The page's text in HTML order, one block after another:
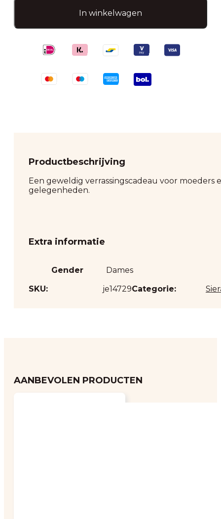
In winkelwagen
Productbeschrijving
Een geweldig verrassingscadeau voor moeders
gelegenheden.
Extra informatie
Gender
Dames
SKU:
je14729Categorie:
AANBEVOLEN PRODUCTEN